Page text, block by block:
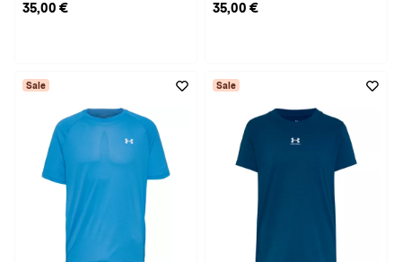
35,00 € 35,00 €
Sale Sale